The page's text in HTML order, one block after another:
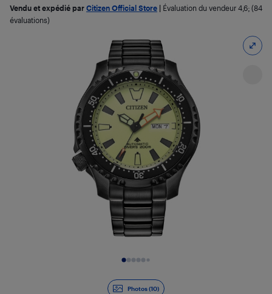
Photos (10)
Vendu et expédié par Citizen Official Store Évaluation du vendeur 4,6; (84
évaluations)